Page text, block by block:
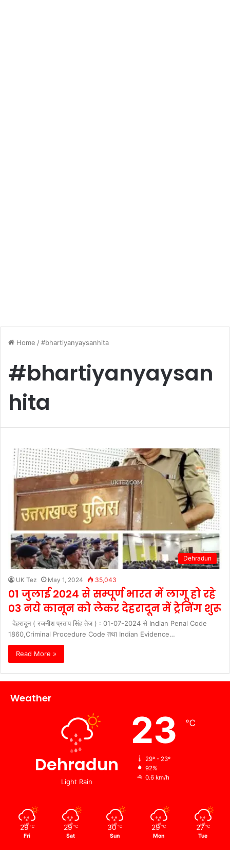
Home /#bhartiyanyaysanhita
#bhartiyanyaysan
hita
Dehradun
UK Tez May 1, 2024 35,043
01 जुलाई 2024 से सम्पूर्ण भारत में लागू हो रहे
03 नये कानून को लेकर देहरादून में ट्रेनिंग शुरू
देहरादून ( रजनीश प्रताप सिंह तेज ) : 01-07-2024 से Indian Penal Code
1860,Criminal Procedure Code तथा Indian Evidence…
Read More »
Weather
Dehradun
Light Rain
23 ℃
29º - 23º
92%
0.6 km/h
29 ℃
Fri
29 ℃
Sat
30 ℃
Sun
29 ℃
Mon
27 ℃
Tue